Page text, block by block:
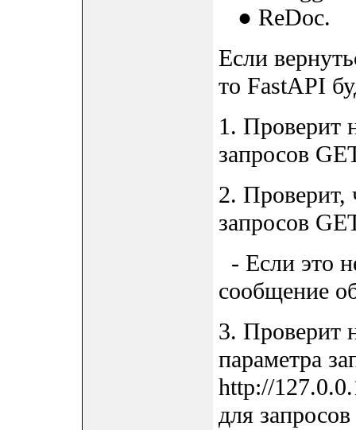
● ReDoc.
Если
то FastAPI
1. Проверит
запросов
2. Проверит,
запросов
- Если это
сообщение
3. Проверит
параметра
http://
для